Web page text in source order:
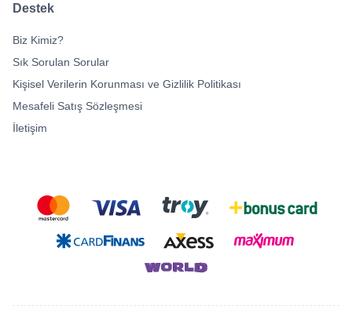
Destek
Biz Kimiz?
Sık Sorulan Sorular
Kişisel Verilerin Korunması ve Gizlilik Politikası
Mesafeli Satış Sözleşmesi
İletişim